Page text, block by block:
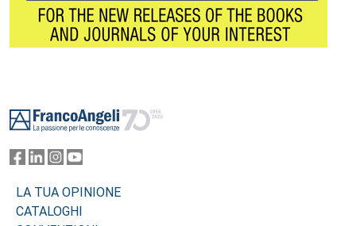
LA TUA OPINIONE
CATALOGHI